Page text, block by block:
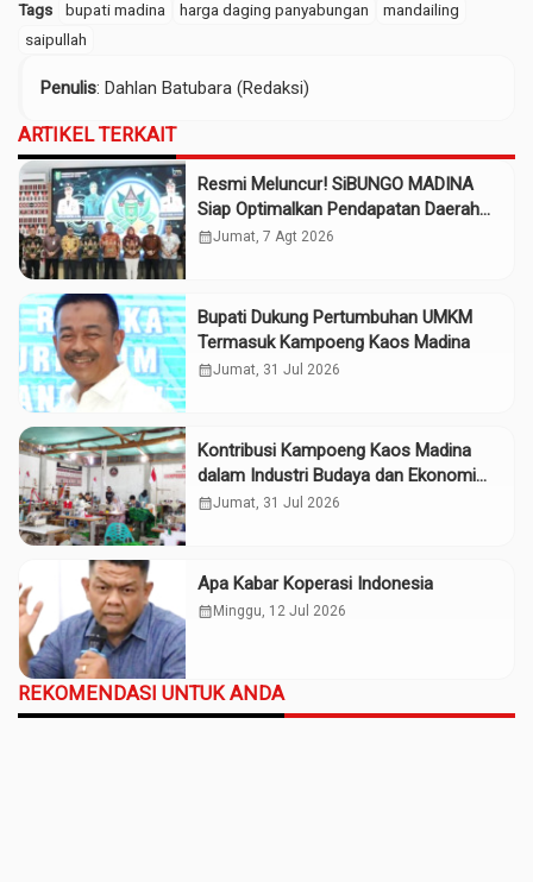
Tags bupati madina harga daging panyabungan
mandailing
saipullah
Penulis: Dahlan Batubara (Redaksi)
ARTIKEL TERKAIT
Resmi Meluncur! SiBUNGO MADINA
Siap Optimalkan Pendapatan Daerah
Madina
calendar_monthJumat, 7 Agt 2026
Bupati Dukung Pertumbuhan UMKM
Termasuk Kampoeng Kaos Madina
calendar_monthJumat, 31 Jul 2026
Kontribusi Kampoeng Kaos Madina
dalam Industri Budaya dan Ekonomi
Daerah
calendar_monthJumat, 31 Jul 2026
Apa Kabar Koperasi Indonesia
calendar_month Minggu, 12 Jul 2026
REKOMENDASI UNTUK ANDA